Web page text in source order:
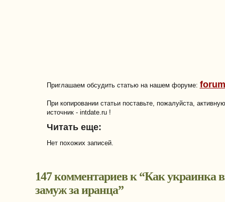
Приглашаем обсудить статью на нашем форуме:
При копировании статьи поставьте, пожалуйста,
источник - intdate.ru !
Читать еще:
Нет похожих записей.
147 комментариев к “Как украинка
замуж за иранца”